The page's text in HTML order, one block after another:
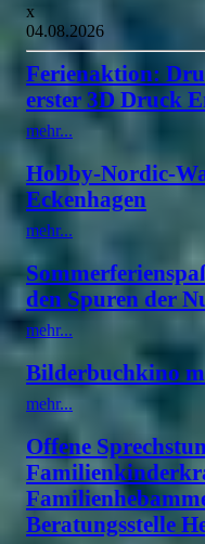
x
04.08.2026
Ferienaktion:
erster 3D Druck
mehr...
Hobby-Nordic-
Eckenhagen
mehr...
den Spuren der
mehr...
Bilderbuchkino
mehr...
Offene
Beratungsstelle